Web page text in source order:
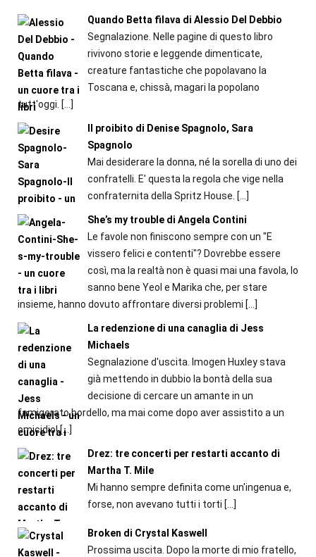
Quando Betta filava di Alessio Del Debbio
Segnalazione. Nelle pagine di questo libro
rivivono storie e leggende dimenticate,
creature fantastiche che popolavano la
Toscana e, chissà, magari la popolano
tutt'oggi. […]
Il proibito di Denise Spagnolo, Sara
Spagnolo
Mai desiderare la donna, né la sorella di uno dei
confratelli. E' questa la regola che vige nella
confraternita della Spritz House. […]
She’s my trouble di Angela Contini
Le favole non finiscono sempre con un "E
vissero felici e contenti"? Dovrebbe essere
così, ma la realtà non è quasi mai una favola, lo
sanno bene Yeol e Marika che, per stare
insieme, hanno dovuto affrontare diversi problemi […]
La redenzione di una canaglia di Jess
Michaels
Segnalazione d'uscita. Imogen Huxley stava
già mettendo in dubbio la bontà della sua
decisione di cercare un amante in un
famigerato bordello, ma mai come dopo aver assistito a un
omicidio![…]
Drez: tre concerti per restarti accanto di
Martha T. Mile
Mi hanno sempre definita come un'ingenua e,
forse, non avevano tutti i torti […]
Broken di Crystal Kaswell
Prossima uscita. Dopo la morte di mio fratello,